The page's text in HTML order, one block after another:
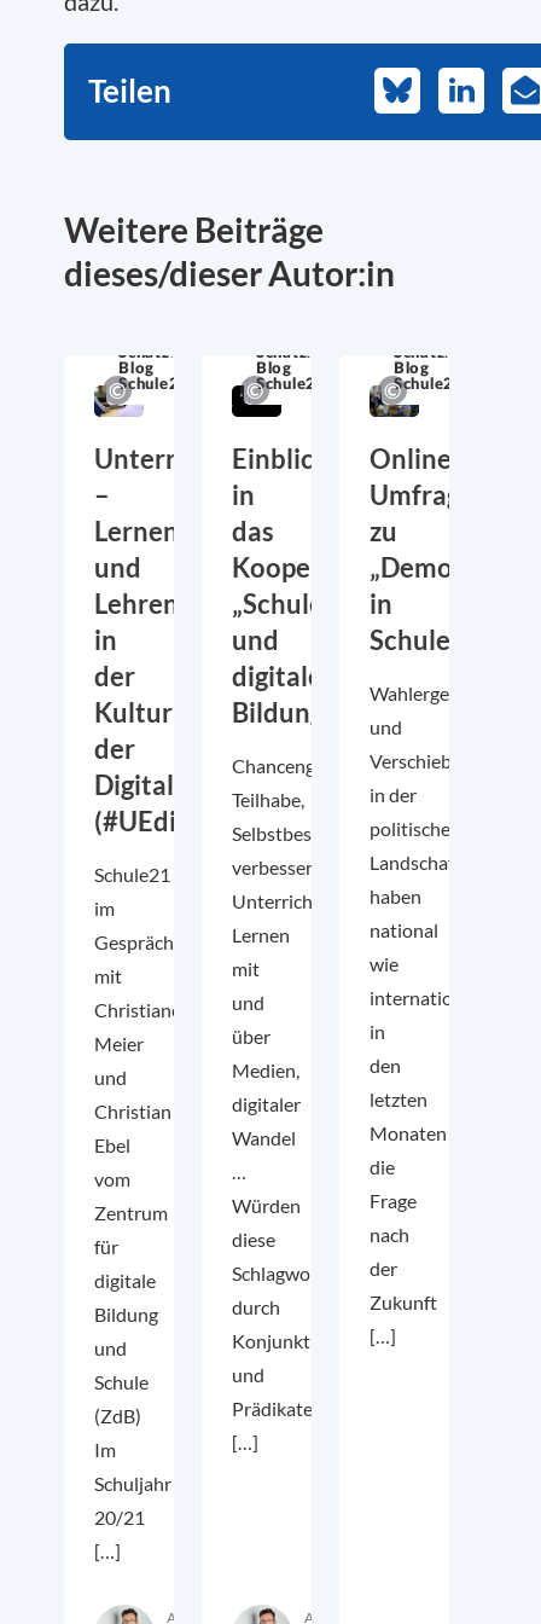
Teilen BlueskyLinkedIn
E-
Weitere Beiträge
dieses/dieser Autor:in
Schatzkiste
Blog
Schule21
Unterrichtsentwicklung
–
Lernen
und
Lehren
in
der
Kultur
der
Digitalität
(#UEdigital)
Schule21
im
Gespräch
mit
Christiane
Meier
und
Christian
Ebel
vom
Zentrum
für
digitale
Bildung
und
Schule
(ZdB)
Im
Schuljahr
20/21
[…]
Autor:in
Schatzkiste
Blog
Schule21
Einblicke
in
das
Kooperationsprojekt
„Schule
und
digitale
Bildung“
Chancengerechtigkeit,
Teilhabe,
Selbstbestimmung,
verbesserte
Unterrichtsqualität,
Lernen
mit
und
über
Medien,
digitaler
Wandel
…
Würden
diese
Schlagworte
durch
Konjunktionen
und
Prädikate
[…]
Autor:in
Schatzkiste
Blog
Schule21
Online-
Umfrage
zu
in
Schulen“
Wahlergebnisse
und
Verschiebungen
in der
politischen
Landschaft
haben
national
wie
international
in
den
letzten
Monaten
die
Frage
nach
der
Zukunft
[…]